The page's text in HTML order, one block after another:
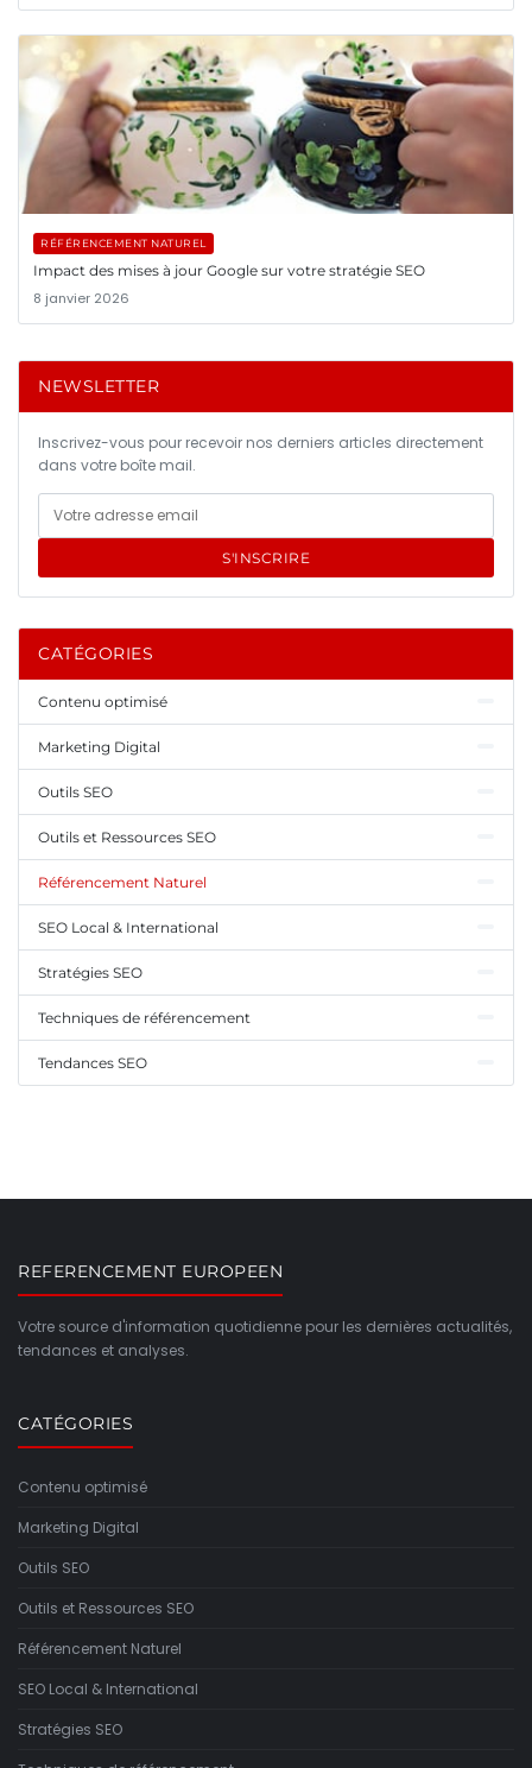
RÉFÉRENCEMENT NATUREL
Impact des mises à jour Google sur votre stratégie SEO
8 janvier 2026
NEWSLETTER
Inscrivez-vous pour recevoir nos derniers articles directement
dans votre boîte mail.
S'INSCRIRE
CATÉGORIES
Contenu optimisé
Marketing Digital
Outils SEO
Outils et Ressources SEO
Référencement Naturel
SEO Local & International
Stratégies SEO
Techniques de référencement
Tendances SEO
REFERENCEMENT EUROPEEN
Votre source d'information quotidienne pour les dernières actualités,
tendances et analyses.
CATÉGORIES
Contenu optimisé
Marketing Digital
Outils SEO
Outils et Ressources SEO
Référencement Naturel
SEO Local & International
Stratégies SEO